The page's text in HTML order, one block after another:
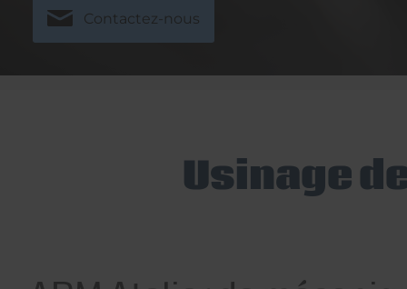
Contactez-nous
Usinage